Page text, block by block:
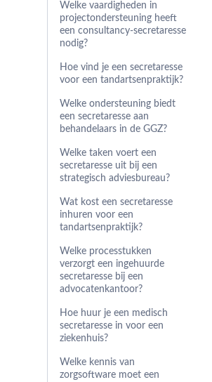
Welke vaardigheden in
projectondersteuning heeft
een consultancy-secretaresse
nodig?
Hoe vind je een secretaresse
voor een tandartsenpraktijk?
Welke ondersteuning biedt
een secretaresse aan
behandelaars in de GGZ?
Welke taken voert een
secretaresse uit bij een
strategisch adviesbureau?
Wat kost een secretaresse
inhuren voor een
tandartsenpraktijk?
Welke processtukken
verzorgt een ingehuurde
secretaresse bij een
advocatenkantoor?
Hoe huur je een medisch
secretaresse in voor een
ziekenhuis?
Welke kennis van
zorgsoftware moet een